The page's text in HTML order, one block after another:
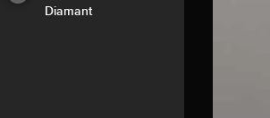
Diamant